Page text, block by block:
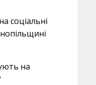
соціальні
на